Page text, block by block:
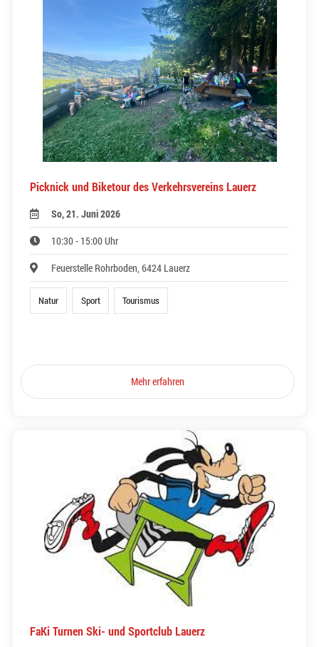
Picknick und Biketour des Verkehrsvereins Lauerz
So, 21. Juni 2026
10:30 - 15:00 Uhr
Feuerstelle Rohrboden, 6424 Lauerz
Natur Sport Tourismus
Mehr erfahren
FaKi Turnen Ski- und Sportclub Lauerz